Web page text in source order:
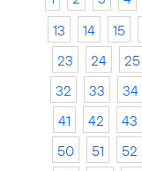
13
14 15
23
24 25
32
33 34
41
42 43
50
51 52